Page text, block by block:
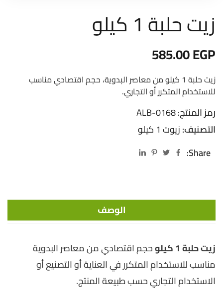
زيت حلبة 1 كيلو
585.00EGP
زيت حلبة 1 كيلو من معاصر البدوية، حجم اقتصادي مناسب
للاستخدام المتكرر أو التجاري.
رمز المنتج:ALB-0168
التصنيف:زيوت 1 كيلو
Share:
الوصف
زيت حلبة 1 كيلو
حجم اقتصادي من معاصر البدوية
مناسب للاستخدام المتكرر في العناية أو التصنيع أو
الاستخدام التجاري حسب طبيعة المنتج.